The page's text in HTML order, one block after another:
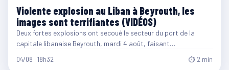
Violente explosion au Liban à Beyrouth, les
images sont terrifiantes (VIDÉOS)
Deux fortes explosions ont secoué le secteur du port de la
capitale libanaise Beyrouth, mardi 4 août, faisant…
04/08 · 18h32 ⏱ 2 min